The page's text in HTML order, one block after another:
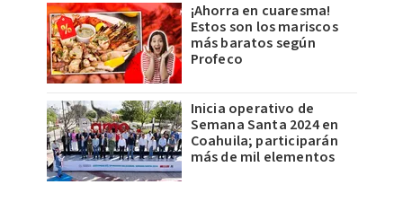
¡Ahorra en cuaresma!
Estos son los mariscos
más baratos según
Profeco
Inicia operativo de
Semana Santa 2024 en
Coahuila; participarán
más de mil elementos